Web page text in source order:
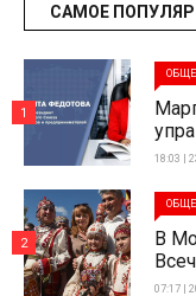
САМОЕ
18:03 |
1
В
07:17 |
2